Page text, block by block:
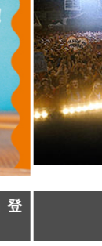
／マイ